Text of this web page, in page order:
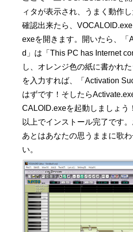
ィタが表示され、うまく動作し
確認出来たら、
exeを開きます。開いたら、「
d」は「This PC has Internet
し、オレンジ色の紙に書かれ
を入力すれば、「Activation
はずです！そしたら
CALOID.exeを起動しましょう！
以上でインストール完了です
あとはあなたの思うままに歌
い。